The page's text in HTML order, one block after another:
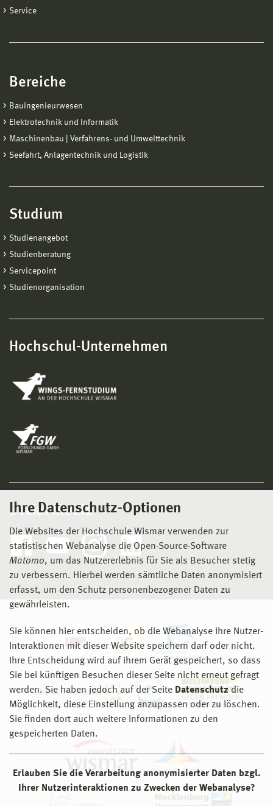
Ihre Datenschutz-Optionen
Die Websites der Hochschule Wismar verwenden zur
statistischen Webanalyse die Open-Source-Software
Matomo, um das Nutzererlebnis für Sie als Besucher stetig
zu verbessern. Hierbei werden sämtliche Daten anonymisiert
erfasst, um den Schutz personenbezogener Daten zu
gewährleisten.
Sie können hier entscheiden, ob die Webanalyse Ihre Nutzer-
Interaktionen mit dieser Website speichern darf oder nicht.
Ihre Entscheidung wird auf ihrem Gerät gespeichert, so dass
Sie bei künftigen Besuchen dieser Seite nicht erneut gefragt
werden. Sie haben jedoch auf der Seite Datenschutz die
Möglichkeit, diese Einstellung anzupassen oder zu löschen.
Sie finden dort auch weitere Informationen zu den
gespeicherten Daten.
Erlauben Sie die Verarbeitung anonymisierter Daten bzgl.
Ihrer Nutzerinteraktionen zu Zwecken der Webanalyse?
Service
Bereiche
Bauingenieurwesen
Elektrotechnik und Informatik
Maschinenbau | Verfahrens- und Umwelttechnik
Seefahrt, Anlagentechnik und Logistik
Studium
Studienangebot
Studienberatung
Servicepoint
Studienorganisation
Hochschul-Unternehmen
Social Media